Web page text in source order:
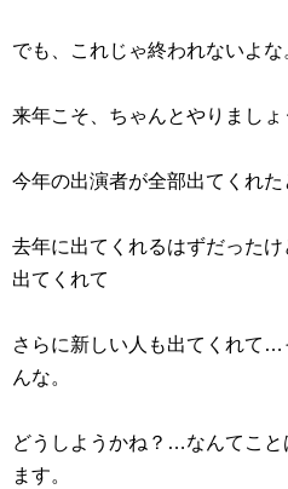
でも、これじゃ終われないよな
来年こそ、ちゃんとやりましょ
今年の出演者が全部出てくれた
去年に出てくれるはずだった
出てくれて
さらに新しい人も出てくれて…
んな。
どうしようかね？…なんてこ
ます。